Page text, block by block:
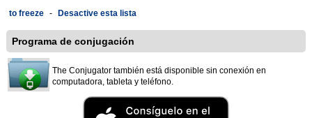
to freeze - Desactive esta lista
Programa de conjugación
The Conjugator también está disponible sin conexión en
computadora, tableta y teléfono.